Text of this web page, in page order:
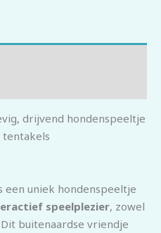
drijvend hondenspeeltje
een uniek hondenspeeltje
speelplezier, zowel
buitenaardse vriendje